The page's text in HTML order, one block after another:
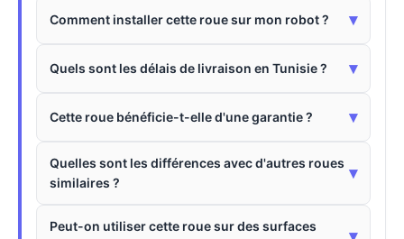
Comment installer cette roue sur mon robot ? ▾
Quels sont les délais de livraison en Tunisie ? ▾
Cette roue bénéficie-t-elle d'une garantie ? ▾
Quelles sont les différences avec d'autres roues
similaires ?
▾
Peut-on utiliser cette roue sur des surfaces